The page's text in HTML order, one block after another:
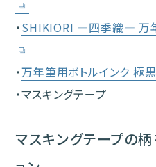
・SHIKIORI ―四季織― 万
・万年筆用ボトルインク 極黒
・マスキングテープ
マスキングテープの